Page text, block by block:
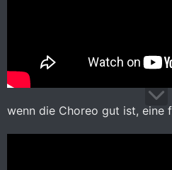
wenn die Choreo gut ist, eine